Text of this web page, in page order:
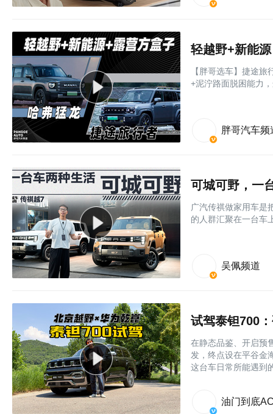
轻越野+新能
【胖哥选车】捷途
+泥泞路面脱困能力
胖哥汽车频
可城可野，一
广汽传祺做家用车是
的人群汇聚在一台车
吴佩频道
试驾泰钽700
在静态品鉴、开启预
发，终点设在平谷金
这台车日常所能遇到
油门到底